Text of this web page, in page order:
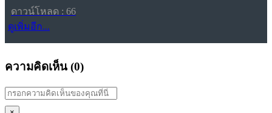
ดาวน์โหลด : 66
ดูเพิ่มอีก...
ความคิดเห็น (0)